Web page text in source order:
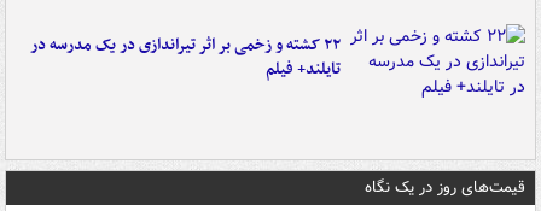
۲۲ کشته و زخمی بر اثر تیراندازی در یک مدرسه در
تایلند+ فیلم
قیمت‌های روز در یک نگاه